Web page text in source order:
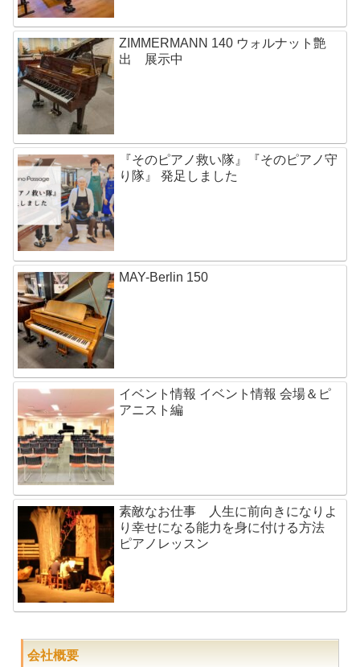
ZIMMERMANN 140 ウォルナット艶
出 展示中
『そのピアノ救い隊』『そのピアノ守
り隊』 発足しました
MAY-Berlin 150
イベント情報 イベント情報 会場＆ピ
アニスト編
素敵なお仕事 人生に前向きになりよ
り幸せになる能力を身に付ける方法
ピアノレッスン
会社概要